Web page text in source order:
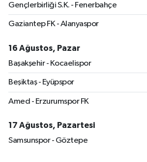
Gençlerbirliği S.K. - Fenerbahçe
Gaziantep FK - Alanyaspor
16 Ağustos, Pazar
Başakşehir - Kocaelispor
Beşiktaş - Eyüpspor
Amed - Erzurumspor FK
17 Ağustos, Pazartesi
Samsunspor - Göztepe